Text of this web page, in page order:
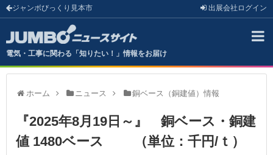
ジャンボびっくり見本市 出展会社 ログイン
電気・工事に関わる「知りたい！」情報をお届け
ホーム ニュース 銅ベース（銅建値）情報
『2025年8月19日～』 銅ベース・銅建
値 1480ベース （単位：千円/ｔ）